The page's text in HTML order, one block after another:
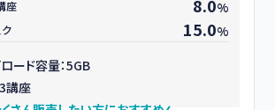
座
8.0%
15.0%
ード容量：5GB
講座